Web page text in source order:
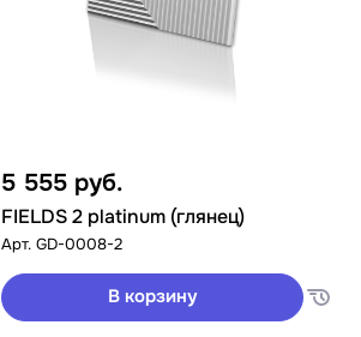
5 555 руб.
FIELDS 2 platinum (глянец)
Арт. GD-0008-2
В корзину